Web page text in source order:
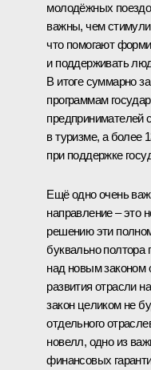
молодёжных
важны, чем
что помогают
и поддерживать
В итоге суммарно
программам
предпринимателей
в туризме, а более
при поддержке
Ещё одно очень
направление – это
решению эти
буквально
над новым законом
развития отрасли
закон целиком не
отдельного
новелл, одно из
финансовых